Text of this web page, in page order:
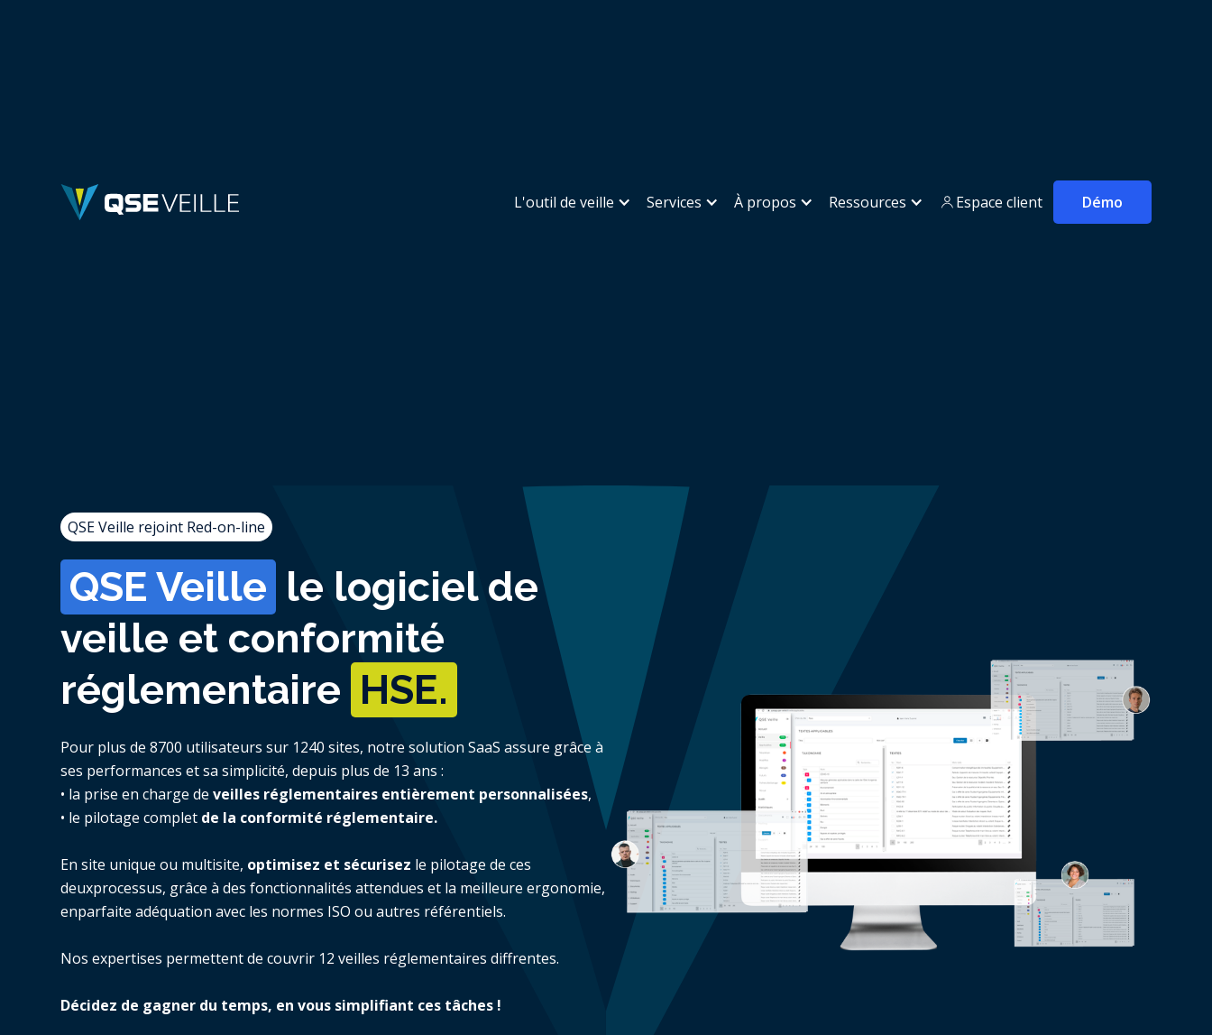
L'outil de veille Services À propos Ressources Espace client Démo
QSE Veille rejoint Red-on-line
QSE Veille le logiciel de
veille et conformité
réglementaire HSE.
Pour plus de 8700 utilisateurs sur 1240 sites, notre solution SaaS assure grâce à
ses performances et sa simplicité, depuis plus de 13 ans :
• la prise en charge deveilles réglementaires entièrement personnalisées,
• le pilotage complet de la conformité réglementaire.
En site unique ou multisite, optimisez et sécurisez le pilotage de ces
deuxprocessus, grâce à des fonctionnalités attendues et la meilleure ergonomie,
enparfaite adéquation avec les normes ISO ou autres référentiels.
Nos expertises permettent de couvrir 12 veilles réglementaires diffrentes.
Décidez de gagner du temps, en vous simplifiant ces tâches !